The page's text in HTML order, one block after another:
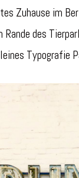
Zuhause im
Rande des
Typografie